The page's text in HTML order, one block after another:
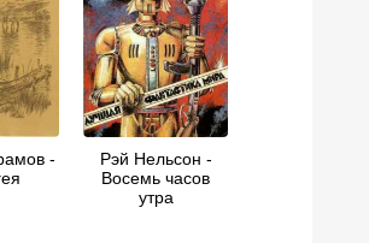
-
Рэй Нельсон -
Восемь часов
утра